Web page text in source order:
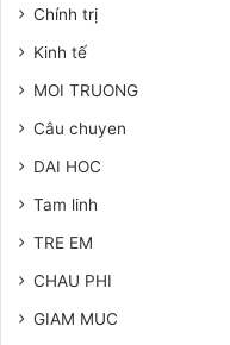
Chính trị
Kinh tế
MOI TRUONG
Câu chuyen
DAI HOC
Tam linh
TRE EM
CHAU PHI
GIAM MUC